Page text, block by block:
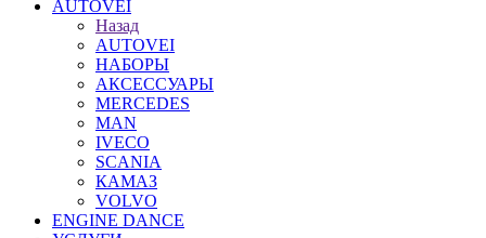
AUTOVEI
Назад
AUTOVEI
НАБОРЫ
АКСЕССУАРЫ
MERCEDES
MAN
IVECO
SCANIA
КАМАЗ
VOLVO
ENGINE DANCE